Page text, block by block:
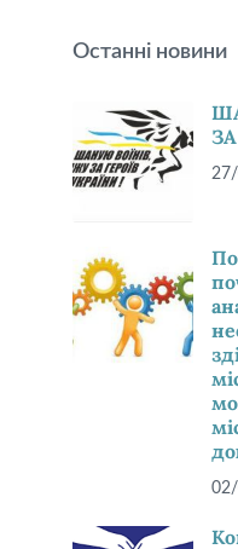
Останні новини